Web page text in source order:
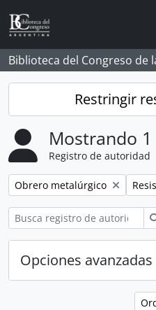
Skip to main content
Biblioteca del Congreso de
Restringir
Mostrando
Registro de autoridad
Remove filter:
Obrero metalúrgico
Opciones